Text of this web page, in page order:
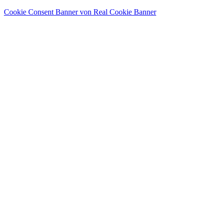
Cookie Consent Banner von Real Cookie Banner